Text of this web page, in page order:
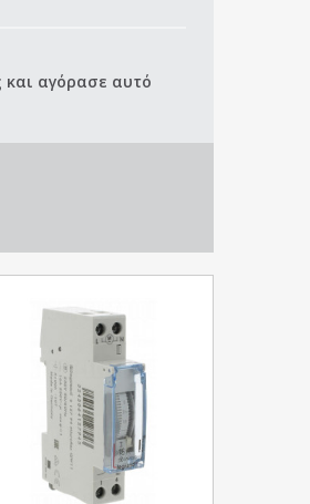
και αγόρασε αυτό